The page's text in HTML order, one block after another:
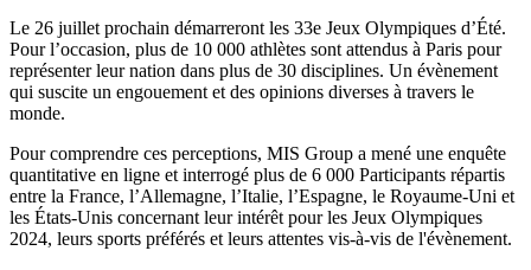
Le 26 juillet prochain démarreront les 33e Jeux Olympiques d’Été.
Pour l’occasion, plus de 10 000 athlètes sont attendus à Paris pour
représenter leur nation dans plus de 30 disciplines. Un évènement
qui suscite un engouement et des opinions diverses à travers le
monde.
Pour comprendre ces perceptions, MIS Group a mené une enquête
quantitative en ligne et interrogé plus de 6 000 Participants répartis
entre la France, l’Allemagne, l’Italie, l’Espagne, le Royaume-Uni et
les États-Unis concernant leur intérêt pour les Jeux Olympiques
2024, leurs sports préférés et leurs attentes vis-à-vis de l'évènement.